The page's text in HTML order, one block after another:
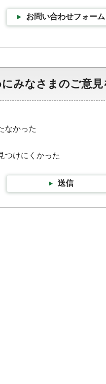
お問い合わせフォーム
みなさまのご意
なかった
つけにくかった
送信